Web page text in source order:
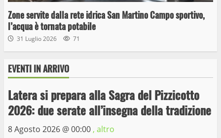
Zone servite dalla rete idrica San Martino Campo sportivo,
l’acqua è tornata potabile
31 Luglio 2026 71
EVENTI IN ARRIVO
Latera si prepara alla Sagra del Pizzicotto
2026: due serate all’insegna della tradizione
8 Agosto 2026 @00:00 , altro
3
9 Maggio 2023